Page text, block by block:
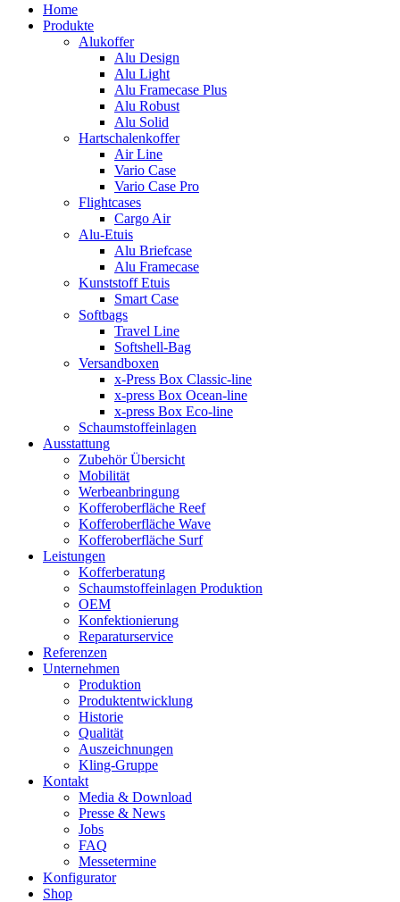
Home
Produkte
Alukoffer
Alu Design
Alu Light
Alu Framecase Plus
Alu Robust
Alu Solid
Hartschalenkoffer
Air Line
Vario Case
Vario Case Pro
Flightcases
Cargo Air
Alu-Etuis
Alu Briefcase
Alu Framecase
Kunststoff Etuis
Smart Case
Softbags
Travel Line
Softshell-Bag
Versandboxen
x-Press Box Classic-line
x-press Box Ocean-line
x-press Box Eco-line
Schaumstoffeinlagen
Ausstattung
Zubehör Übersicht
Mobilität
Werbeanbringung
Kofferoberfläche Reef
Kofferoberfläche Wave
Kofferoberfläche Surf
Leistungen
Kofferberatung
Schaumstoffeinlagen Produktion
OEM
Konfektionierung
Reparaturservice
Referenzen
Unternehmen
Produktion
Produktentwicklung
Historie
Qualität
Auszeichnungen
Kling-Gruppe
Kontakt
Media & Download
Presse & News
Jobs
FAQ
Messetermine
Konfigurator
Shop